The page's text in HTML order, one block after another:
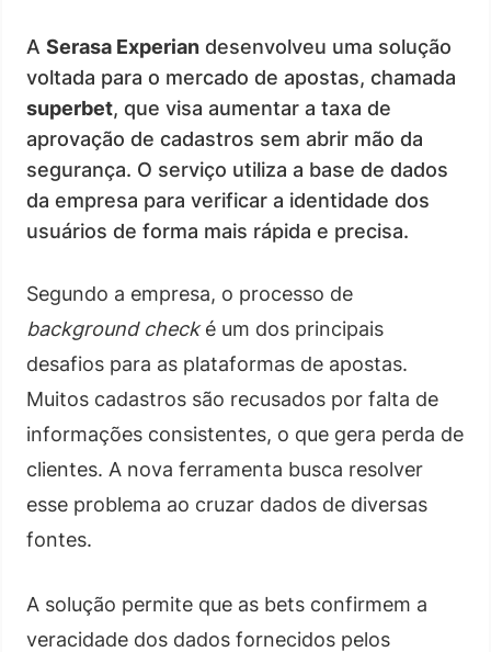
A Serasa Experian desenvolveu uma solução
voltada para o mercado de apostas, chamada
superbet, que visa aumentar a taxa de
aprovação de cadastros sem abrir mão da
segurança. O serviço utiliza a base de dados
da empresa para verificar a identidade dos
usuários de forma mais rápida e precisa.
Segundo a empresa, o processo de
background checké um dos principais
desafios para as plataformas de apostas.
Muitos cadastros são recusados por falta de
informações consistentes, o que gera perda de
clientes. A nova ferramenta busca resolver
esse problema ao cruzar dados de diversas
fontes.
A solução permite que as bets confirmem a
veracidade dos dados fornecidos pelos